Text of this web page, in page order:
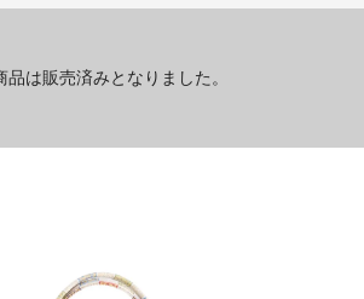
品は販売済みとなりました。